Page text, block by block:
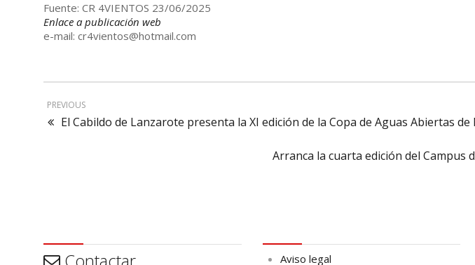
Fuente: CR 4VIENTOS 23/06/2025
Enlace a publicación web
e-mail: cr4vientos@hotmail.com
PREVIOUS
El Cabildo de Lanzarote presenta la XI edición de la Copa de Aguas Abiertas de
Arranca la cuarta edición del Campus
Aviso legal